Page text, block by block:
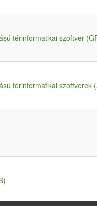
térinformatikai szoftver
térinformatikai szoftverek